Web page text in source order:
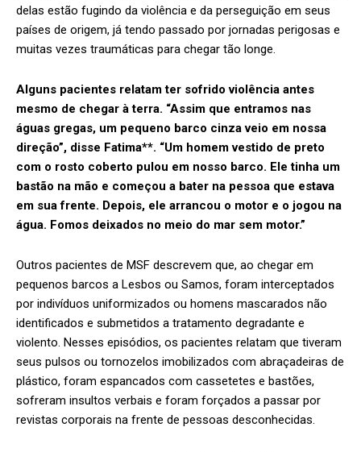
delas estão fugindo da violência e da perseguição em seus
países de origem, já tendo passado por jornadas perigosas e
muitas vezes traumáticas para chegar tão longe.
Alguns pacientes relatam ter sofrido violência antes
mesmo de chegar à terra. “Assim que entramos nas
águas gregas, um pequeno barco cinza veio em nossa
direção”, disse Fatima**. “Um homem vestido de preto
com o rosto coberto pulou em nosso barco. Ele tinha um
bastão na mão e começou a bater na pessoa que estava
em sua frente. Depois, ele arrancou o motor e o jogou na
água. Fomos deixados no meio do mar sem motor.”
Outros pacientes de MSF descrevem que, ao chegar em
pequenos barcos a Lesbos ou Samos, foram interceptados
por indivíduos uniformizados ou homens mascarados não
identificados e submetidos a tratamento degradante e
violento. Nesses episódios, os pacientes relatam que tiveram
seus pulsos ou tornozelos imobilizados com abraçadeiras de
plástico, foram espancados com cassetetes e bastões,
sofreram insultos verbais e foram forçados a passar por
revistas corporais na frente de pessoas desconhecidas.